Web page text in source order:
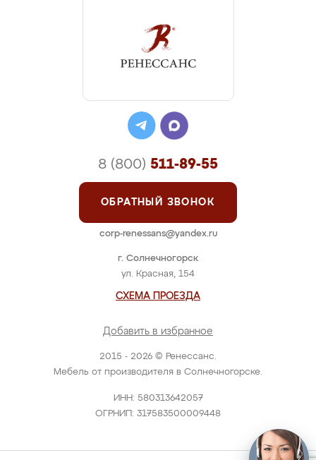
2015 - 2026 © Ренессанс.
Мебель от производителя в Солнечногорске.
ИНН: 580313642057
ОГРНИП: 317583500009448
г. Солнечногорск
ул. Красная, 154
СХЕМА ПРОЕЗДА
Добавить в избранное
8 (800) 511-89-55
ОБРАТНЫЙ ЗВОНОК
corp-renessans@yandex.ru